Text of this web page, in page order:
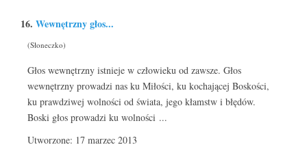
16. Wewnętrzny głos...
(Słoneczko)
Głos wewnętrzny istnieje w człowieku od zawsze. Głos
wewnętrzny prowadzi nas ku Miłości, ku kochającej Boskości,
ku prawdziwej wolności od świata, jego kłamstw i błędów.
Boski głos prowadzi ku wolności ...
Utworzone: 17 marzec 2013